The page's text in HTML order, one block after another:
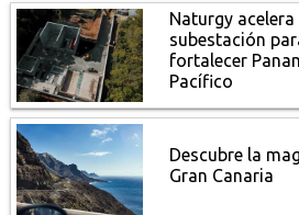
Naturgy acelera
subestación
fortalecer
Pacífico
Descubre la
Gran Canaria